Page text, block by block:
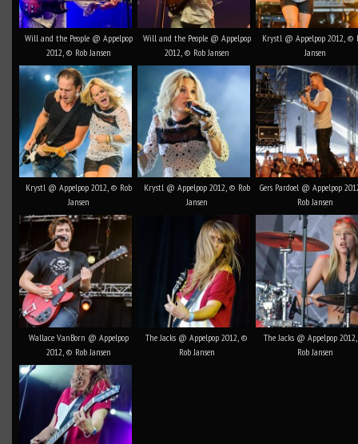
Will and the People @ Appelpop
2012, © Rob Jansen
Will and the People @ Appelpop
2012, © Rob Jansen
Krystl @ Appelpop 2012, ©
Jansen
Krystl @ Appelpop 2012, © Rob
Jansen
Krystl @ Appelpop 2012, © Rob
Jansen
Gers Pardoel @ Appelpop
Rob Jansen
Wallace VanBorn @ Appelpop
2012, © Rob Jansen
The Jacks @ Appelpop 2012, ©
Rob Jansen
The Jacks @ Appelpop
Rob Jansen